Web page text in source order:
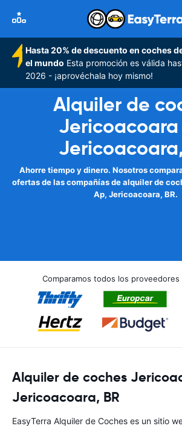
Hasta 20% de descuento en coches
el mundo Esta promoción es válida
2026 - ¡aprovéchala hoy mismo!
Alquiler de
Jericoacoara
Ahorre tiempo y dinero. Nosotros
ofertas de las compañías de alquiler de
Ap, Jericoacoara, BR.
Comparamos todos los
Alquiler de coches
Jericoacoara, BR
EasyTerra Alquiler de Coches es un sitio